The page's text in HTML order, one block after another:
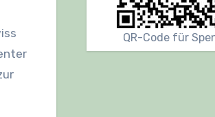
QR-Code für